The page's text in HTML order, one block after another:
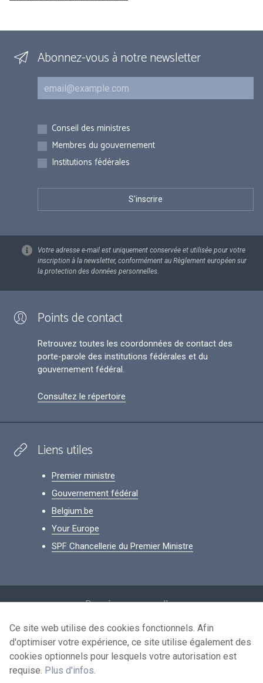
Abonnez-vous à notre newsletter
Courriel
Inscriptions
Conseil des ministres
Membres du gouvernement
Institutions fédérales
Votre adresse e-mail est uniquement conservée et utilisée pour votre
inscription à la newsletter, conformément au Règlement européen sur
la protection des données personnelles.
Points de contact
Retrouvez toutes les coordonnées de contact des
porte-parole des institutions fédérales et du
gouvernement fédéral.
Consultez le répertoire
Liens utiles
Premier ministre
Gouvernement fédéral
Belgium.be
Your Europe
SPF Chancellerie du Premier Ministre
Données personnelles
Conditions de réutilisation
Contactez-nous
Ce site web utilise des cookies fonctionnels. Afin
d'optimiser votre expérience, ce site utilise également des
cookies optionnels pour lesquels votre autorisation est
requise. Plus d'infos.